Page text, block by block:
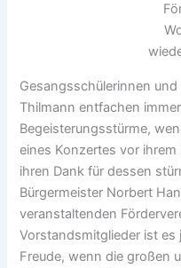
Gesangsschülerinnen
Thilmann entfachen
Begeisterungsstürme,
eines Konzertes vor
ihren Dank für dessen
Bürgermeister Norbert
veranstaltenden
Vorstandsmitglieder ist es
Freude, wenn die großen